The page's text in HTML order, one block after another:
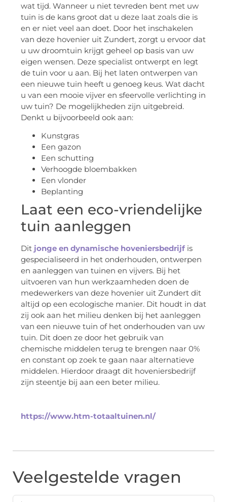
wat tijd. Wanneer u niet tevreden bent met uw
tuin is de kans groot dat u deze laat zoals die is
en er niet veel aan doet. Door het inschakelen
van deze hovenier uit Zundert, zorgt u ervoor dat
u uw droomtuin krijgt geheel op basis van uw
eigen wensen. Deze specialist ontwerpt en legt
de tuin voor u aan. Bij het laten ontwerpen van
een nieuwe tuin heeft u genoeg keus. Wat dacht
u van een mooie vijver en sfeervolle verlichting in
uw tuin? De mogelijkheden zijn uitgebreid.
Denkt u bijvoorbeeld ook aan:
Kunstgras
Een gazon
Een schutting
Verhoogde bloembakken
Een vlonder
Beplanting
Laat een eco-vriendelijke
tuin aanleggen
Dit jonge en dynamische hoveniersbedrijf is
gespecialiseerd in het onderhouden, ontwerpen
en aanleggen van tuinen en vijvers. Bij het
uitvoeren van hun werkzaamheden doen de
medewerkers van deze hovenier uit Zundert dit
altijd op een ecologische manier. Dit houdt in dat
zij ook aan het milieu denken bij het aanleggen
van een nieuwe tuin of het onderhouden van uw
tuin. Dit doen ze door het gebruik van
chemische middelen terug te brengen naar 0%
en constant op zoek te gaan naar alternatieve
middelen. Hierdoor draagt dit hoveniersbedrijf
zijn steentje bij aan een beter milieu.
https://www.htm-totaaltuinen.nl/
Veelgestelde vragen